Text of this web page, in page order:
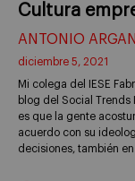
Cultura
ANTONIO
diciembre 5, 2021
Mi colega del IESE
blog del Social Trends
es que la gente
acuerdo con su
decisiones, también